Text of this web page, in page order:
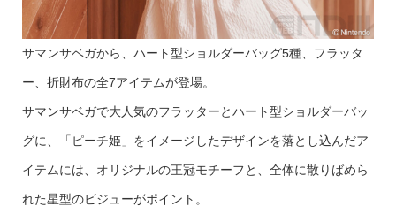
サマンサベガから、ハート型ショルダーバッグ5種、フラッタ
ー、折財布の全7アイテムが登場。
サマンサベガで大人気のフラッターとハート型ショルダーバッ
グに、「ピーチ姫」をイメージしたデザインを落とし込んだア
イテムには、オリジナルの王冠モチーフと、全体に散りばめら
れた星型のビジューがポイント。